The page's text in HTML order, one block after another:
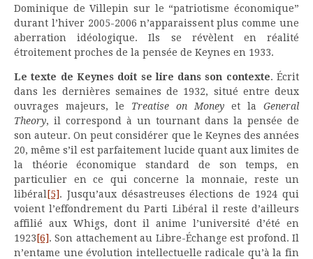
Dominique de Villepin sur le “patriotisme économique”
durant l’hiver 2005-2006 n’apparaissent plus comme une
aberration idéologique. Ils se révèlent en réalité
étroitement proches de la pensée de Keynes en 1933.
Le texte de Keynes doit se lire dans son contexte. Écrit
dans les dernières semaines de 1932, situé entre deux
ouvrages majeurs, le Treatise on Money et la General
Theory, il correspond à un tournant dans la pensée de
son auteur. On peut considérer que le Keynes des années
20, même s’il est parfaitement lucide quant aux limites de
la théorie économique standard de son temps, en
particulier en ce qui concerne la monnaie, reste un
libéral [5]. Jusqu’aux désastreuses élections de 1924 qui
voient l’effondrement du Parti Libéral il reste d’ailleurs
affilié aux Whigs, dont il anime l’université d’été en
1923 [6]. Son attachement au Libre-Échange est profond. Il
n’entame une évolution intellectuelle radicale qu’à la fin